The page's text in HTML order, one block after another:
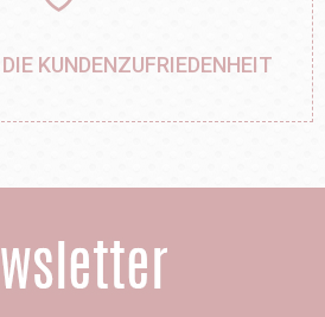
KUNDENZUFRIEDENHEIT